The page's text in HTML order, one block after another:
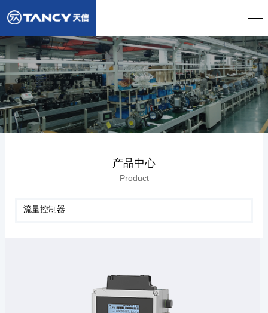
产品中心
Product